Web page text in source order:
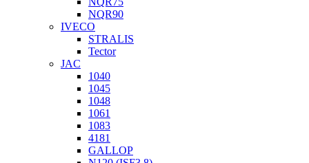
NQR90
IVECO
STRALIS
Tector
JAC
1040
1045
1048
1061
1083
4181
GALLOP